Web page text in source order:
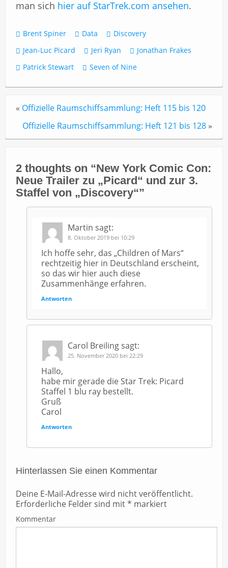
man sich hier auf StarTrek.com ansehen.
Brent Spiner Data
Discovery
Jean-Luc Picard
Jeri Ryan
Jonathan Frakes
Patrick Stewart
Seven of Nine
« Offizielle Raumschiffsammlung: Heft 115 bis 120
Offizielle Raumschiffsammlung: Heft 121 bis 128 »
2 thoughts on “New York Comic Con:
Neue Trailer zu „Picard“ und zur 3.
Staffel von „Discovery“”
Martin sagt:
8. Oktober 2019 bei 10:29
Ich hoffe sehr, das „Children of Mars“
rechtzeitig hier in Deutschland erscheint,
so das wir hier auch diese
Zusammenhänge erfahren.
Antworten
Carol Breiling sagt:
25. November 2020 bei 22:29
Hallo,
habe mir gerade die Star Trek: Picard
Staffel 1 blu ray bestellt.
Gruß
Carol
Antworten
Hinterlassen Sie einen Kommentar
Deine E-Mail-Adresse wird nicht veröffentlicht.
Erforderliche Felder sind mit* markiert
Kommentar